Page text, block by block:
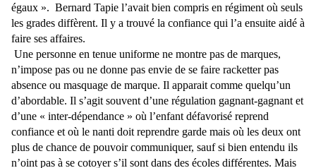
égaux ». Bernard Tapie l’avait bien compris en régiment où seuls
les grades diffèrent. Il y a trouvé la confiance qui l’a ensuite aidé à
faire ses affaires.
Une personne en tenue uniforme ne montre pas de marques,
n’impose pas ou ne donne pas envie de se faire racketter pas
absence ou masquage de marque. Il apparait comme quelqu’un
d’abordable. Il s’agit souvent d’une régulation gagnant-gagnant et
d’une « inter-dépendance » où l’enfant défavorisé reprend
confiance et où le nanti doit reprendre garde mais où les deux ont
plus de chance de pouvoir communiquer, sauf si bien entendu ils
n’oint pas à se cotoyer s’il sont dans des écoles différentes. Mais